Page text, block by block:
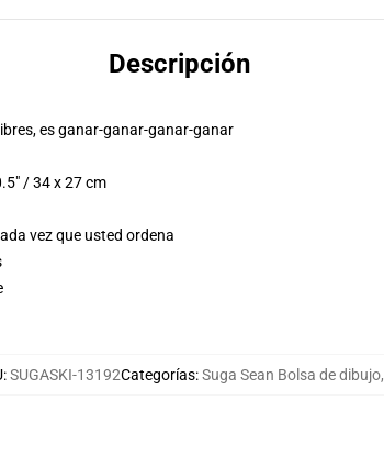
Descripción
es ganar-ganar-ganar-ganar
/ 34 x 27 cm
vez que usted ordena
:SUGASKI-13192Categorías:Suga Sean Bolsa de dibujo,